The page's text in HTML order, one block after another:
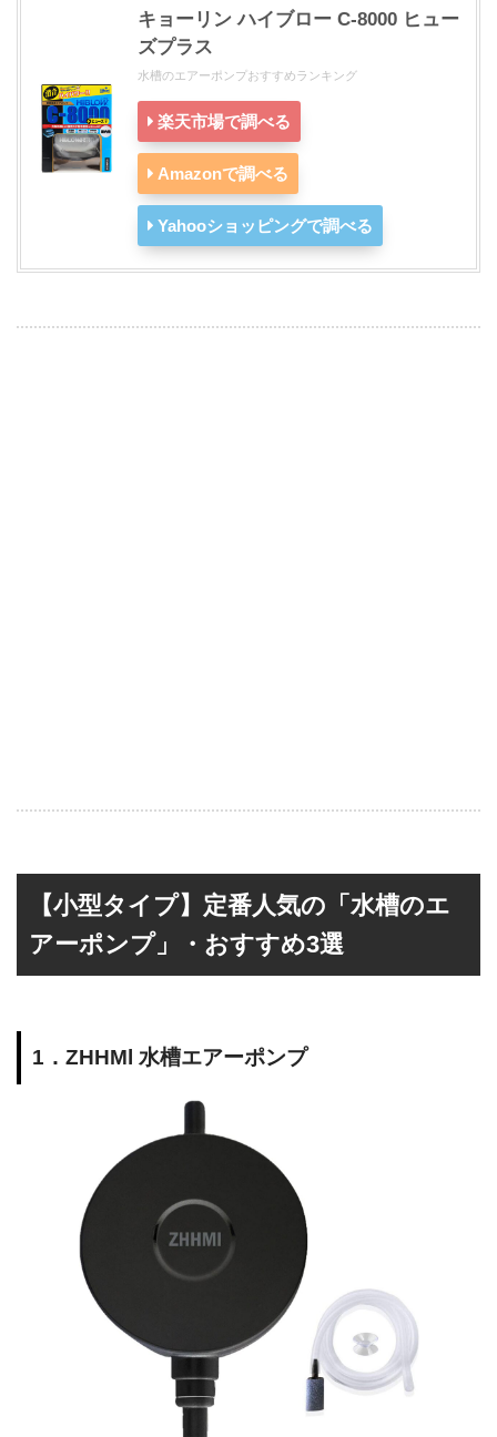
キョーリン ハイブロー C-8000 ヒュー
ズプラス
水槽のエアーポンプおすすめランキング
楽天市場で調べる
Amazonで調べる
Yahooショッピングで調べる
【小型タイプ】定番人気の「水槽のエ
アーポンプ」・おすすめ3選
1．ZHHMl 水槽エアーポンプ